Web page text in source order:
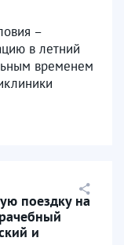
–
в летний
временем
поездку на
и